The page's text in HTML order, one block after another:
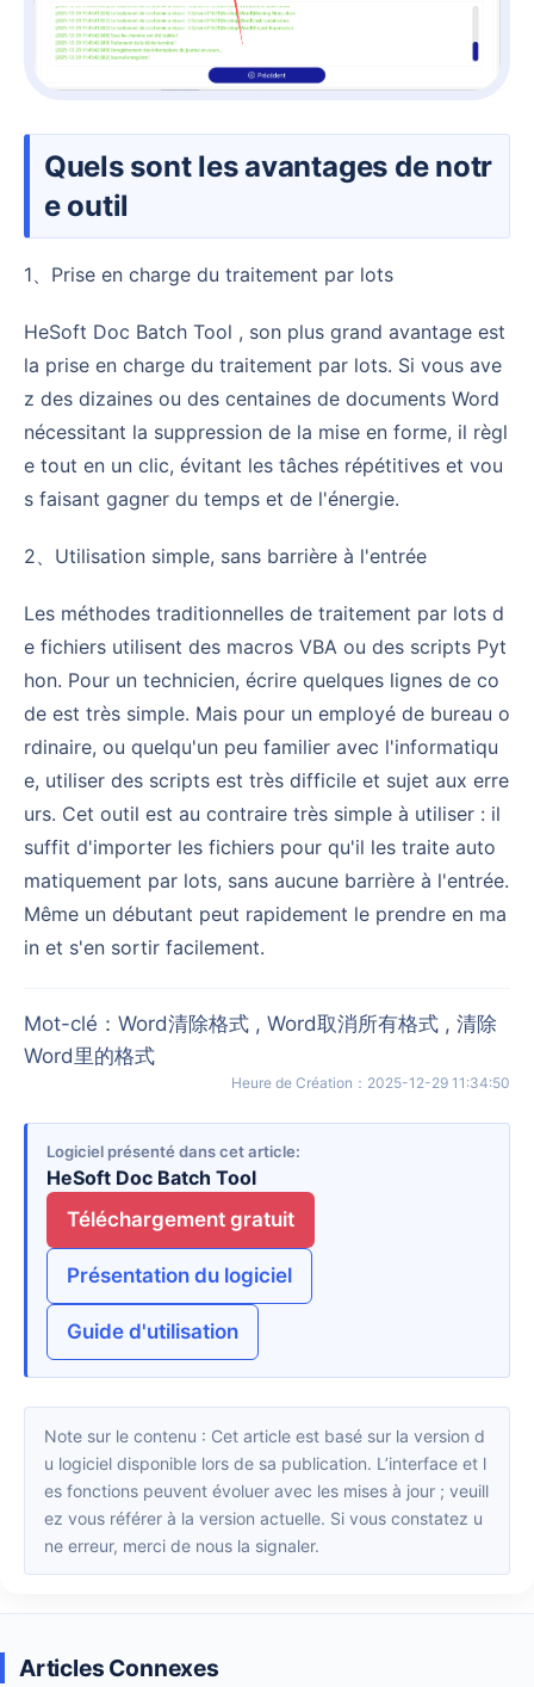
Quels sont les avantages de notr
e outil
1、Prise en charge du traitement par lots
HeSoft Doc Batch Tool , son plus grand avantage est
la prise en charge du traitement par lots. Si vous ave
z des dizaines ou des centaines de documents Word
nécessitant la suppression de la mise en forme, il règl
e tout en un clic, évitant les tâches répétitives et vou
s faisant gagner du temps et de l'énergie.
2、Utilisation simple, sans barrière à l'entrée
Les méthodes traditionnelles de traitement par lots d
e fichiers utilisent des macros VBA ou des scripts Pyt
hon. Pour un technicien, écrire quelques lignes de co
de est très simple. Mais pour un employé de bureau o
rdinaire, ou quelqu'un peu familier avec l'informatiqu
e, utiliser des scripts est très difficile et sujet aux erre
urs. Cet outil est au contraire très simple à utiliser : il
suffit d'importer les fichiers pour qu'il les traite auto
matiquement par lots, sans aucune barrière à l'entrée.
Même un débutant peut rapidement le prendre en ma
in et s'en sortir facilement.
Mot-clé ： Word清除格式 , Word取消所有格式 , 清除
Word里的格式
Heure de Création ： 2025-12-29 11:34:50
Logiciel présenté dans cet article
HeSoft Doc Batch Tool
Téléchargement gratuit
Présentation du logiciel
Guide d'utilisation
Note sur le contenu : Cet article est basé sur la version d
u logiciel disponible lors de sa publication. L’interface et l
es fonctions peuvent évoluer avec les mises à jour ; veuill
ez vous référer à la version actuelle. Si vous constatez u
ne erreur, merci de nous la signaler.
Articles Connexes